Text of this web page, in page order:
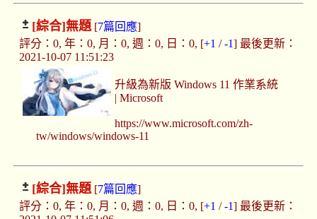
[綜合]無題[7篇回應]
評分：0, 年：0, 月：0, 週：0, 日：0, [+1 /-1] 最後更新：
2021-10-07 11:51:23
升級為新版 Windows 11 作業系統
| Microsoft
https://www.microsoft.com/zh-
tw/windows/windows-11
[綜合]無題[7篇回應]
評分：0, 年：0, 月：0, 週：0, 日：0, [+1 /-1] 最後更新：